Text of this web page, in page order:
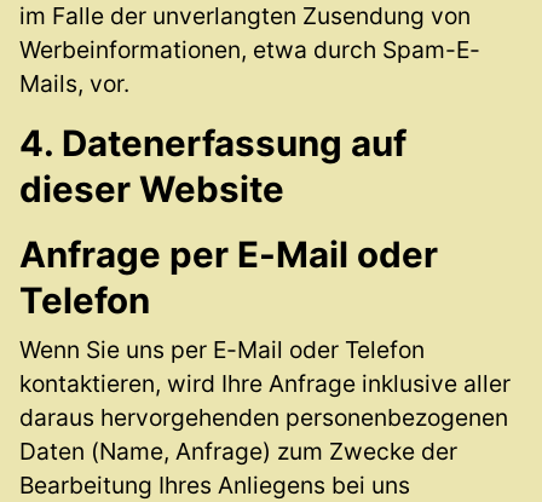
im Falle der unverlangten Zusendung von
Werbeinformationen, etwa durch Spam-E-
Mails, vor.
4. Datenerfassung auf
dieser Website
Anfrage per E-Mail oder
Telefon
Wenn Sie uns per E-Mail oder Telefon
kontaktieren, wird Ihre Anfrage inklusive aller
daraus hervorgehenden personenbezogenen
Daten (Name, Anfrage) zum Zwecke der
Bearbeitung Ihres Anliegens bei uns